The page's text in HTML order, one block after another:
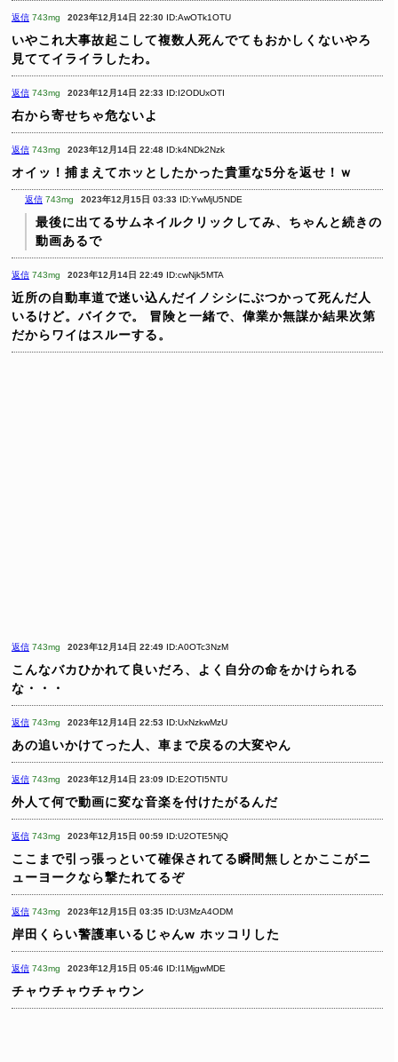
返信 743mg 2023年12月14日 22:30 ID:AwOTk1OTU
いやこれ大事故起こして複数人死んでてもおかしくないやろ
見ててイライラしたわ。
返信 743mg 2023年12月14日 22:33 ID:I2ODUxOTI
右から寄せちゃ危ないよ
返信 743mg 2023年12月14日 22:48 ID:k4NDk2Nzk
オイッ！捕まえてホッとしたかった貴重な5分を返せ！ｗ
返信 743mg 2023年12月15日 03:33 ID:YwMjU5NDE
最後に出てるサムネイルクリックしてみ、ちゃんと続きの
動画あるで
返信 743mg 2023年12月14日 22:49 ID:cwNjk5MTA
近所の自動車道で迷い込んだイノシシにぶつかって死んだ人
いるけど。バイクで。
冒険と一緒で、偉業か無謀か結果次第
だからワイはスルーする。
返信 743mg 2023年12月14日 22:49 ID:A0OTc3NzM
こんなバカひかれて良いだろ、よく自分の命をかけられる
な・・・
返信 743mg 2023年12月14日 22:53 ID:UxNzkwMzU
あの追いかけてった人、車まで戻るの大変やん
返信 743mg 2023年12月14日 23:09 ID:E2OTI5NTU
外人て何で動画に変な音楽を付けたがるんだ
返信 743mg 2023年12月15日 00:59 ID:U2OTE5NjQ
ここまで引っ張っといて確保されてる瞬間無しとかここがニ
ューヨークなら撃たれてるぞ
返信 743mg 2023年12月15日 03:35 ID:U3MzA4ODM
岸田くらい警護車いるじゃんw ホッコリした
返信 743mg 2023年12月15日 05:46 ID:I1MjgwMDE
チャウチャウチャウン